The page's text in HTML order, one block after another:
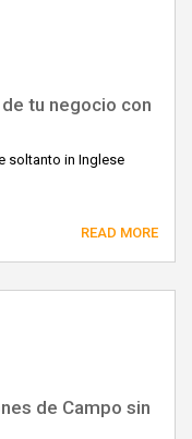
tu negocio con
soltanto in Inglese
READ MORE
de Campo sin